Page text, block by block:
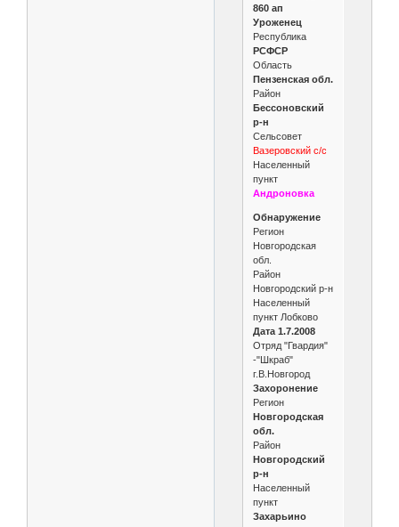
860 ап
Уроженец
Республика
РСФСР
Область
Пензенская обл.
Район
Бессоновский
р-н
Сельсовет
Вазеровский с/с
Населенный
пункт
Андроновка
Обнаружение
Регион
Новгородская
обл.
Район
Новгородский р-н
Населенный
пункт Лобково
Дата 1.7.2008
Отряд "Гвардия"
-"Шкраб"
г.В.Новгород
Захоронение
Регион
Новгородская
обл.
Район
Новгородский
р-н
Населенный
пункт
Захарьино